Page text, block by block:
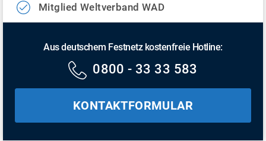
Mitglied Weltverband WAD
Aus deutschem Festnetz kostenfreie Hotline:
0800 - 33 33 583
KONTAKTFORMULAR